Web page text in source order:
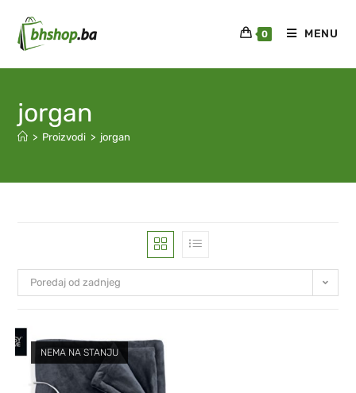
0 MENU
jorgan
> Proizvodi > jorgan
Poredaj od zadnjeg
NEMA NA STANJU